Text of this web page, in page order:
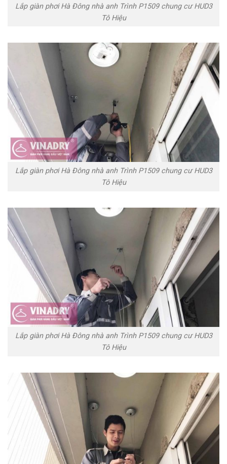
Lắp giàn phơi Hà Đông nhà anh Trình P1509 chung cư HUD3
Tô Hiệu
Lắp giàn phơi Hà Đông nhà anh Trình P1509 chung cư HUD3
Tô Hiệu
Lắp giàn phơi Hà Đông nhà anh Trình P1509 chung cư HUD3
Tô Hiệu